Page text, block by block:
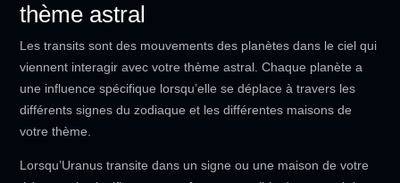
thème astral
Les transits sont des mouvements des planètes dans le ciel qui
viennent interagir avec votre thème astral. Chaque planète a
une influence spécifique lorsqu’elle se déplace à travers les
différents signes du zodiaque et les différentes maisons de
votre thème.
Lorsqu’Uranus transite dans un signe ou une maison de votre